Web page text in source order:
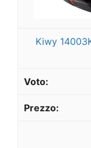
Kiwy